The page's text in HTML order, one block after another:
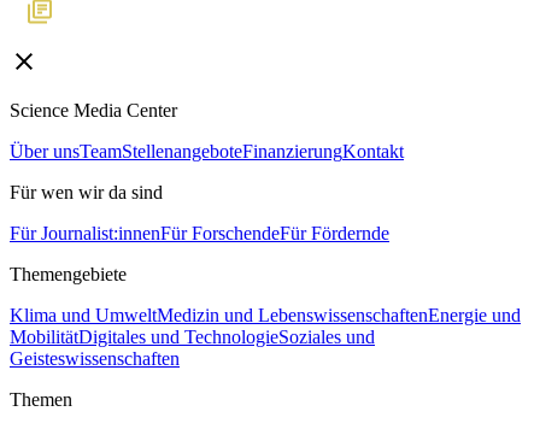
Science Media Center
Über unsTeamStellenangeboteFinanzierungKontakt
Für wen wir da sind
Für Journalist:innenFür ForschendeFür Fördernde
Themengebiete
Klima und UmweltMedizin und LebenswissenschaftenEnergie und
MobilitätDigitales und TechnologieSoziales und
Geisteswissenschaften
Themen